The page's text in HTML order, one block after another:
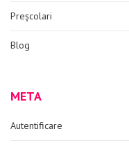
Preșcolari
Blog
META
Autentificare